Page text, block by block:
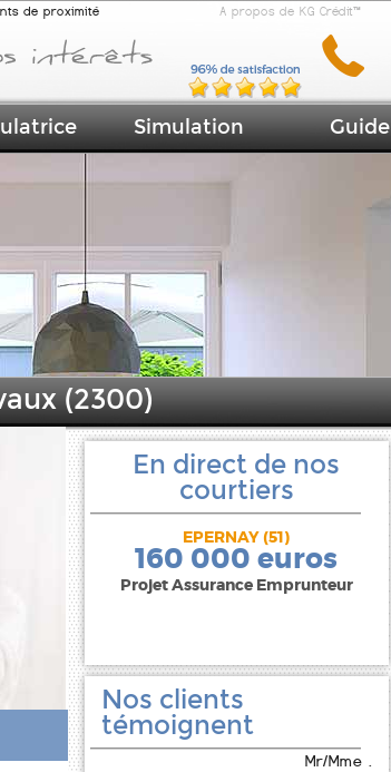
(2300)
En direct de nos
courtiers
euros
EPERNAY (51)
160 000 euros
Projet Assurance Emprunteur
240 000 euros
Nos clients
témoignent
Mr/Mme .
de proximité A propos de KG Crédit™
Simulation Guide